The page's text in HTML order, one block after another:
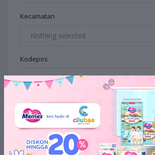
Kecamatan
Nothing selected
Kodepos
Dengan mendaftar anda menyetujui
ketentuaan
Buat Akun Saya